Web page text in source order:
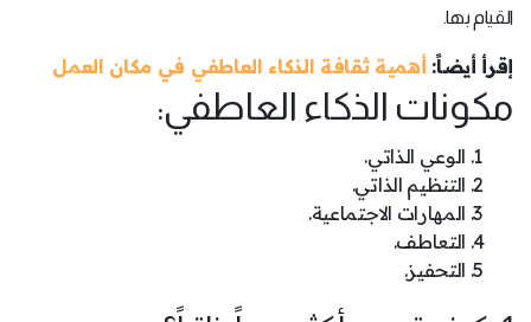
القيام بها.
إقرأ أيضاً: أهمية ثقافة الذكاء العاطفي في مكان العمل
مكونات الذكاء العاطفي:
الوعي الذاتي.
التنظيم الذاتي.
المهارات الاجتماعية.
التعاطف.
التحفيز.